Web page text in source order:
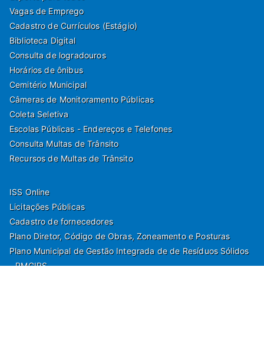
Vagas de Emprego
Cadastro de Currículos (Estágio)
Biblioteca Digital
Consulta de logradouros
Horários de ônibus
Cemitério Municipal
Câmeras de Monitoramento Públicas
Coleta Seletiva
Escolas Públicas - Endereços e Telefones
Consulta Multas de Trânsito
Recursos de Multas de Trânsito
ISS Online
Licitações Públicas
Cadastro de fornecedores
Plano Diretor, Código de Obras, Zoneamento e Posturas
Plano Municipal de Gestão Integrada de de Resíduos Sólidos
- PMGIRS